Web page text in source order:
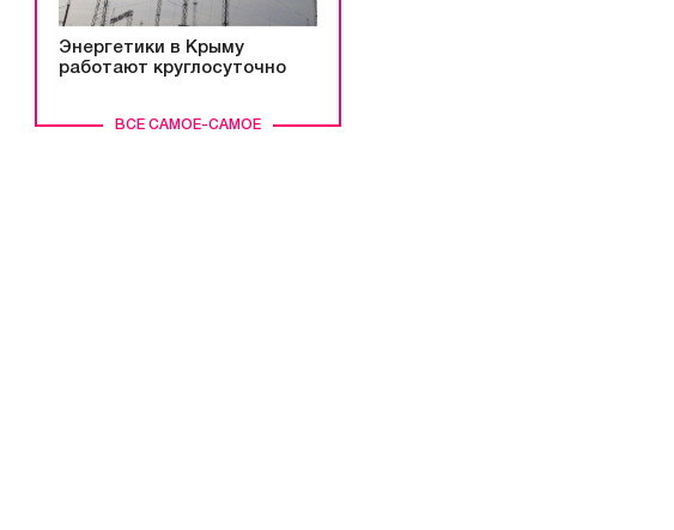
ВСЕ САМОЕ-САМОЕ
Энергетики в Крыму
работают круглосуточно